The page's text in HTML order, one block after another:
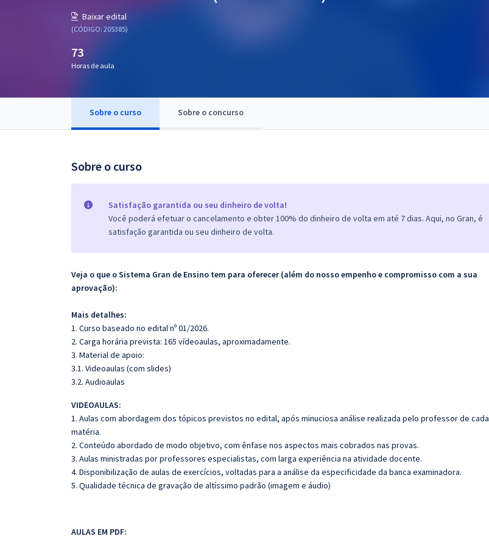
Questões grátis
Baixar edital
(CÓDIGO: 205385)
73
Horas de aula
Sobre o curso Sobre o concurso
Sobre o curso
Satisfação garantida ou seu dinheiro de volta!
Você poderá efetuar o cancelamento e obter 100% do dinheiro de volta em até 7 dias. Aqui, no Gran, é
satisfação garantida ou seu dinheiro de volta.
Veja o que o Sistema Gran de Ensino tem para oferecer (além do nosso empenho e compromisso com a sua
aprovação):
Mais detalhes:
1. Curso baseado no edital nº 01/2026.
2. Carga horária prevista: 165 vídeoaulas, aproximadamente.
3. Material de apoio:
3.1. Videoaulas (com slides)
3.2. Audioaulas
VIDEOAULAS:
1. Aulas com abordagem dos tópicos previstos no edital, após minuciosa análise realizada pelo professor de cada
matéria.
2. Conteúdo abordado de modo objetivo, com ênfase nos aspectos mais cobrados nas provas.
3. Aulas ministradas por professores especialistas, com larga experiência na atividade docente.
4. Disponibilização de aulas de exercícios, voltadas para a análise da especificidade da banca examinadora.
5. Qualidade técnica de gravação de altíssimo padrão (imagem e áudio)
AULAS EM PDF: